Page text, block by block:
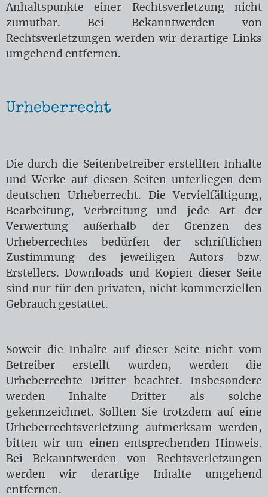
Anhaltspunkte einer Rechtsverletzung nicht
zumutbar. Bei Bekanntwerden von
Rechtsverletzungen werden wir derartige Links
umgehend entfernen.
Urheberrecht
Die durch die Seitenbetreiber erstellten Inhalte
und Werke auf diesen Seiten unterliegen dem
deutschen Urheberrecht. Die Vervielfältigung,
Bearbeitung, Verbreitung und jede Art der
Verwertung außerhalb der Grenzen des
Urheberrechtes bedürfen der schriftlichen
Zustimmung des jeweiligen Autors bzw.
Erstellers. Downloads und Kopien dieser Seite
sind nur für den privaten, nicht kommerziellen
Gebrauch gestattet.
Soweit die Inhalte auf dieser Seite nicht vom
Betreiber erstellt wurden, werden die
Urheberrechte Dritter beachtet. Insbesondere
werden Inhalte Dritter als solche
gekennzeichnet. Sollten Sie trotzdem auf eine
Urheberrechtsverletzung aufmerksam werden,
bitten wir um einen entsprechenden Hinweis.
Bei Bekanntwerden von Rechtsverletzungen
werden wir derartige Inhalte umgehend
entfernen.